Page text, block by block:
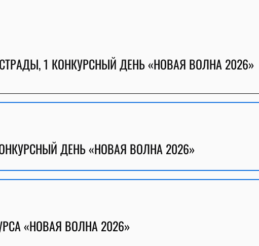
1 КОНКУРСНЫЙ ДЕНЬ «НОВАЯ ВОЛНА 2026»
ДЕНЬ «НОВАЯ ВОЛНА 2026»
«НОВАЯ ВОЛНА 2026»